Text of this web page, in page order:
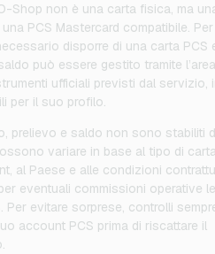
Shop non è una carta fisica, ma
PCS Mastercard compatibile. Per
disporre di una carta PCS
può essere gestito tramite l’area
ufficiali previsti dal servizio,
per il suo profilo.
prelievo e saldo non sono stabiliti
variare in base al tipo di
al Paese e alle condizioni
eventuali commissioni operative
Per evitare sorprese, controlli
account PCS prima di riscattare il